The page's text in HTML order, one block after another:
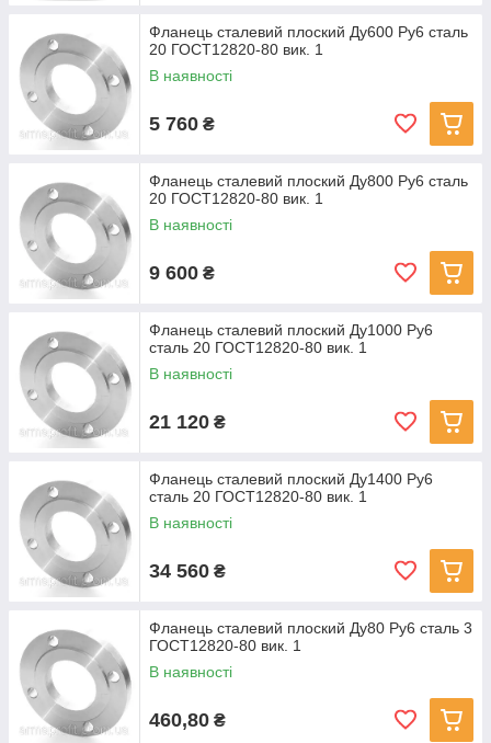
Фланець сталевий плоский Ду600 Ру6 сталь
20 ГОСТ12820-80 вик. 1
В наявності
5 760 ₴
Фланець сталевий плоский Ду800 Ру6 сталь
20 ГОСТ12820-80 вик. 1
В наявності
9 600 ₴
Фланець сталевий плоский Ду1000 Ру6
сталь 20 ГОСТ12820-80 вик. 1
В наявності
21 120 ₴
Фланець сталевий плоский Ду1400 Ру6
сталь 20 ГОСТ12820-80 вик. 1
В наявності
34 560 ₴
Фланець сталевий плоский Ду80 Ру6 сталь 3
ГОСТ12820-80 вик. 1
В наявності
460,80 ₴